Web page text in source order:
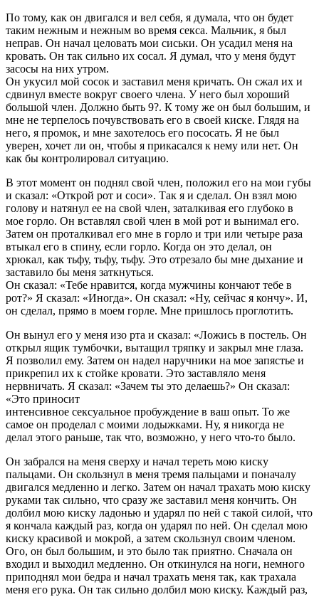
По тому, как он двигался и вел себя, я думала, что он будет
таким нежным и нежным во время секса. Мальчик, я был
неправ. Он начал целовать мои сиськи. Он усадил меня на
кровать. Он так сильно их сосал. Я думал, что у меня будут
засосы на них утром.
Он укусил мой сосок и заставил меня кричать. Он сжал их и
сдвинул вместе вокруг своего члена. У него был хороший
большой член. Должно быть 9?. К тому же он был большим, и
мне не терпелось почувствовать его в своей киске. Глядя на
него, я промок, и мне захотелось его пососать. Я не был
уверен, хочет ли он, чтобы я прикасался к нему или нет. Он
как бы контролировал ситуацию.
В этот момент он поднял свой член, положил его на мои губы
и сказал: «Открой рот и соси». Так я и сделал. Он взял мою
голову и натянул ее на свой член, заталкивая его глубоко в
мое горло. Он вставлял свой член в мой рот и вынимал его.
Затем он проталкивал его мне в горло и три или четыре раза
втыкал его в спину, если горло. Когда он это делал, он
хрюкал, как тьфу, тьфу, тьфу. Это отрезало бы мне дыхание и
заставило бы меня заткнуться.
Он сказал: «Тебе нравится, когда мужчины кончают тебе в
рот?» Я сказал: «Иногда». Он сказал: «Ну, сейчас я кончу». И,
он сделал, прямо в моем горле. Мне пришлось проглотить.
Он вынул его у меня изо рта и сказал: «Ложись в постель. Он
открыл ящик тумбочки, вытащил тряпку и закрыл мне глаза.
Я позволил ему. Затем он надел наручники на мое запястье и
прикрепил их к стойке кровати. Это заставляло меня
нервничать. Я сказал: «Зачем ты это делаешь?» Он сказал:
«Это приносит
интенсивное сексуальное пробуждение в ваш опыт. То же
самое он проделал с моими лодыжками. Ну, я никогда не
делал этого раньше, так что, возможно, у него что-то было.
Он забрался на меня сверху и начал тереть мою киску
пальцами. Он скользнул в меня тремя пальцами и поначалу
двигался медленно и легко. Затем он начал трахать мою киску
руками так сильно, что сразу же заставил меня кончить. Он
долбил мою киску ладонью и ударял по ней с такой силой, что
я кончала каждый раз, когда он ударял по ней. Он сделал мою
киску красивой и мокрой, а затем скользнул своим членом.
Ого, он был большим, и это было так приятно. Сначала он
входил и выходил медленно. Он откинулся на ноги, немного
приподнял мои бедра и начал трахать меня так, как трахала
меня его рука. Он так сильно долбил мою киску. Каждый раз,